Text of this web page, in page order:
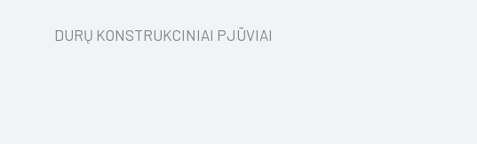
DURŲ KONSTRUKCINIAI PJŪVIAI